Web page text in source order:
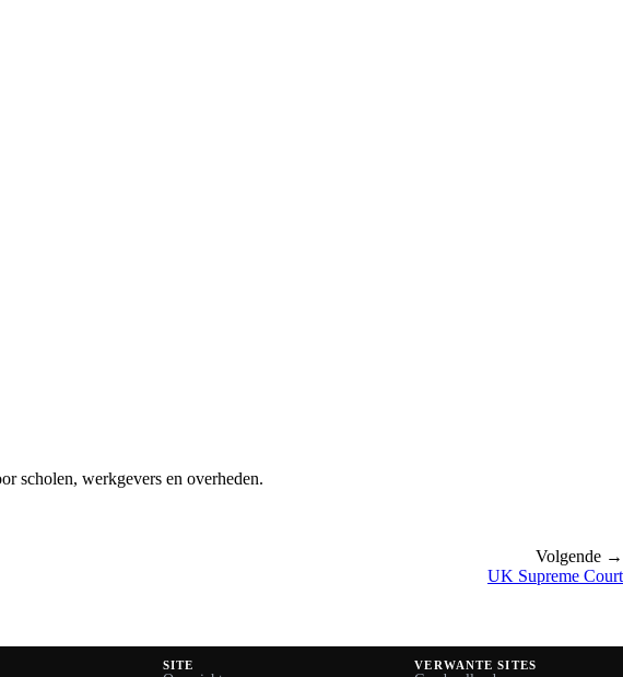
scholen, werkgevers en overheden.
Volgende →
UK Supreme Court
SITE VERWANTE SITES